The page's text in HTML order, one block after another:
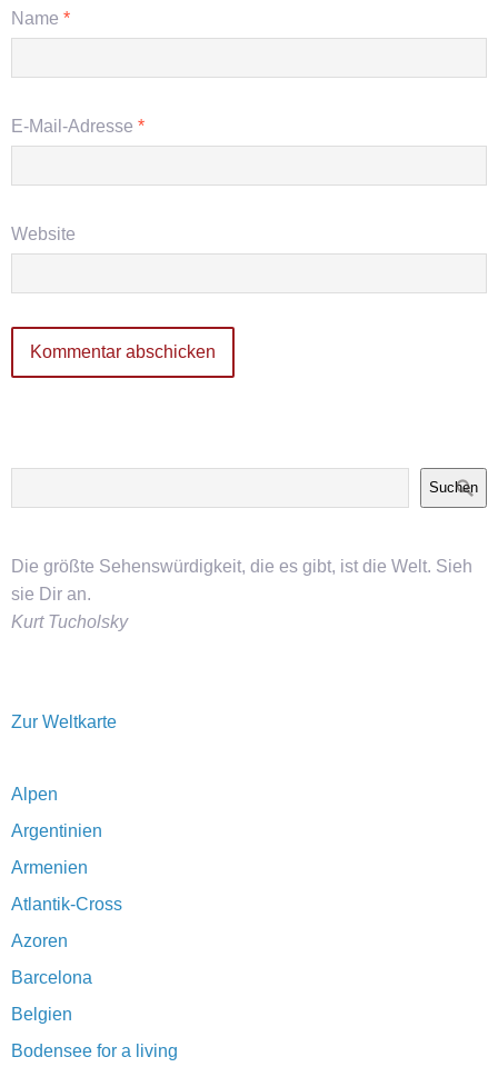
Name *
E-Mail-Adresse *
Website
Suchen
Die größte Sehenswürdigkeit, die es gibt, ist die Welt. Sieh
sie Dir an.
Kurt Tucholsky
Zur Weltkarte
Alpen
Argentinien
Armenien
Atlantik-Cross
Azoren
Barcelona
Belgien
Bodensee for a living